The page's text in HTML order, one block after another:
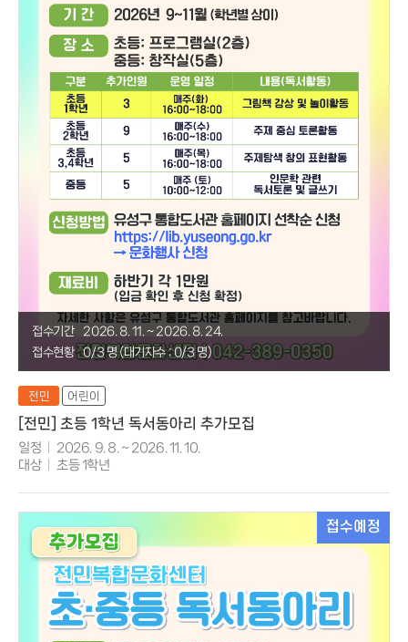
접수기간
2026. 8. 11. ~ 2026. 8. 24.
접수현황
0/3 명 (대기자수 : 0/3 명)
전민 어린이
[전민] 초등 1학년 독서동아리 추가모집
일정
2026. 9. 8. ~ 2026. 11. 10.
대상
초등 1학년
접수예정